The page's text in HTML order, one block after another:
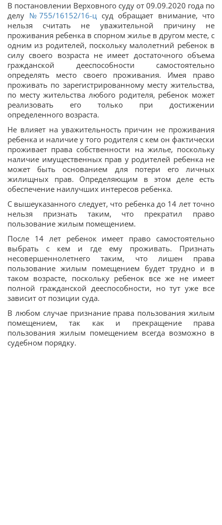
В постановлении Верховного суду от 09.09.2020 года по
делу №755/16152/16-ц суд обращает внимание, что
нельзя считать не уважительной причину не
проживания ребенка в спорном жилье в другом месте, с
одним из родителей, поскольку малолетний ребенок в
силу своего возраста не имеет достаточного объема
гражданской дееспособности самостоятельно
определять место своего проживания. Имея право
проживать по зарегистрированному месту жительства,
по месту жительства любого родителя, ребенок может
реализовать его только при достижении
определенного возраста.
Не влияет на уважительность причин не проживания
ребенка и наличие у того родителя с кем он фактически
проживает права собственности на жилье, поскольку
наличие имущественных прав у родителей ребенка не
может быть основанием для потери его личных
жилищных прав. Определяющим в этом деле есть
обеспечение наилучших интересов ребенка.
С вышеуказанного следует, что ребенка до 14 лет точно
нельзя признать таким, что прекратил право
пользование жилым помещением.
После 14 лет ребенок имеет право самостоятельно
выбрать с кем и где ему проживать. Признать
несовершеннолетнего таким, что лишен права
пользование жилым помещением будет трудно и в
таком возрасте, поскольку ребенок все же не имеет
полной гражданской дееспособности, но тут уже все
зависит от позиции суда.
В любом случае признание права пользования жилым
помещением, так как и прекращение права
пользования жилым помещением всегда возможно в
судебном порядку.